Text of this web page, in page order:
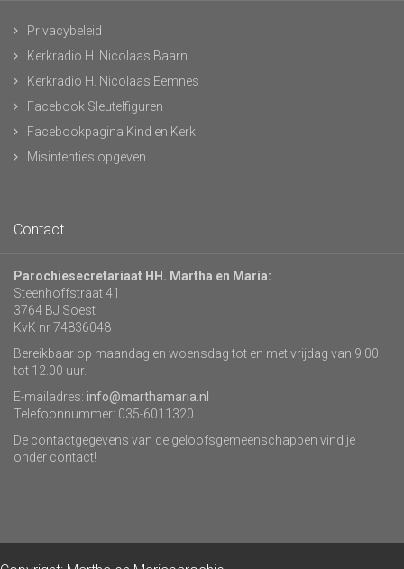
Privacybeleid
Kerkradio H. Nicolaas Baarn
Kerkradio H. Nicolaas Eemnes
Facebook Sleutelfiguren
Facebookpagina Kind en Kerk
Misintenties opgeven
Contact
Parochiesecretariaat HH. Martha en Maria:
Steenhoffstraat 41
3764 BJ Soest
KvK nr 74836048
Bereikbaar op maandag en woensdag tot en met vrijdag van 9.00
tot 12.00 uur.
E-mailadres: info@marthamaria.nl
Telefoonnummer: 035-6011320
De contactgegevens van de geloofsgemeenschappen vind je
onder contact!